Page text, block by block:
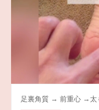
足裏角質 → 前重心 →太